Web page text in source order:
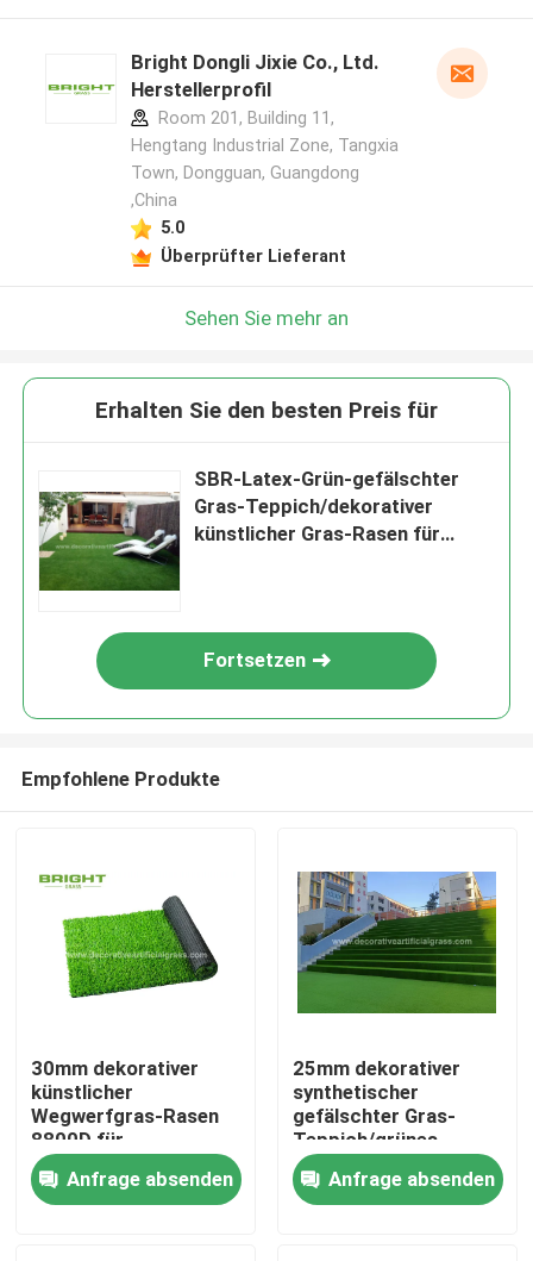
Heim
Produkte
Bright Dongli Jixie Co., Ltd.
Herstellerprofil
Room 201, Building 11,
Hengtang Industrial Zone, Tangxia
Town, Dongguan, Guangdong
,China
5.0
Überprüfter Lieferant
Sehen Sie mehr an
Erhalten Sie den besten Preis für
SBR-Latex-Grün-gefälschter
Gras-Teppich/dekorativer
künstlicher Gras-Rasen für
Fortsetzen
Empfohlene Produkte
30mm dekorativer
künstlicher
Wegwerfgras-Rasen
8800D für
Hochzeitsfest
Anfrage absenden
25mm dekorativer
synthetischer
gefälschter Gras-
Teppich/grünes
künstliches Treppen-
Gras 60*120cm
Anfrage absenden